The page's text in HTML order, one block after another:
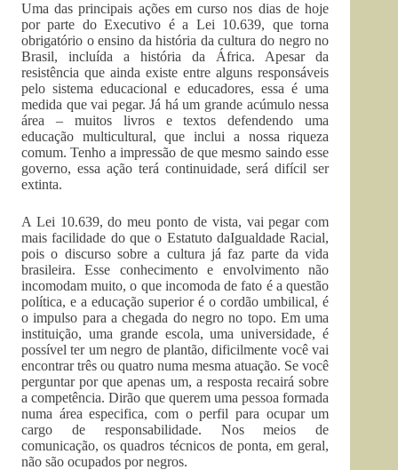
Uma das principais ações em curso nos dias de hoje
por parte do Executivo é a Lei 10.639, que torna
obrigatório o ensino da história da cultura do negro no
Brasil, incluída a história da África. Apesar da
resistência que ainda existe entre alguns responsáveis
pelo sistema educacional e educadores, essa é uma
medida que vai pegar. Já há um grande acúmulo nessa
área – muitos livros e textos defendendo uma
educação multicultural, que inclui a nossa riqueza
comum. Tenho a impressão de que mesmo saindo esse
governo, essa ação terá continuidade, será difícil ser
extinta.
A Lei 10.639, do meu ponto de vista, vai pegar com
mais facilidade do que o Estatuto daIgualdade Racial,
pois o discurso sobre a cultura já faz parte da vida
brasileira. Esse conhecimento e envolvimento não
incomodam muito, o que incomoda de fato é a questão
política, e a educação superior é o cordão umbilical, é
o impulso para a chegada do negro no topo. Em uma
instituição, uma grande escola, uma universidade, é
possível ter um negro de plantão, dificilmente você vai
encontrar três ou quatro numa mesma atuação. Se você
perguntar por que apenas um, a resposta recairá sobre
a competência. Dirão que querem uma pessoa formada
numa área especifica, com o perfil para ocupar um
cargo de responsabilidade. Nos meios de
comunicação, os quadros técnicos de ponta, em geral,
não são ocupados por negros.